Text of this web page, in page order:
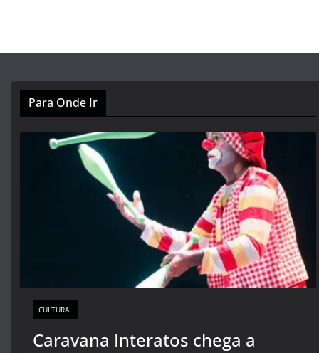
Para Onde Ir
CULTURAL
Caravana Interatos chega a